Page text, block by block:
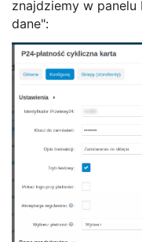
znajdziemy w panelu
dane":